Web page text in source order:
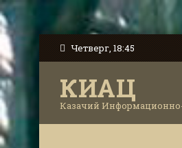
Четверг, 18:45
КИАЦ
Казачий